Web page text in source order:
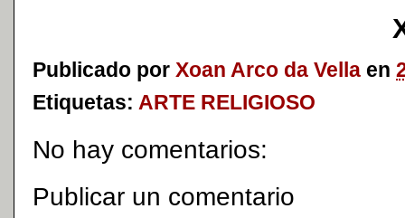
Publicado por Xoan Arco da Vella en
Etiquetas: ARTE RELIGIOSO
No hay comentarios:
Publicar un comentario